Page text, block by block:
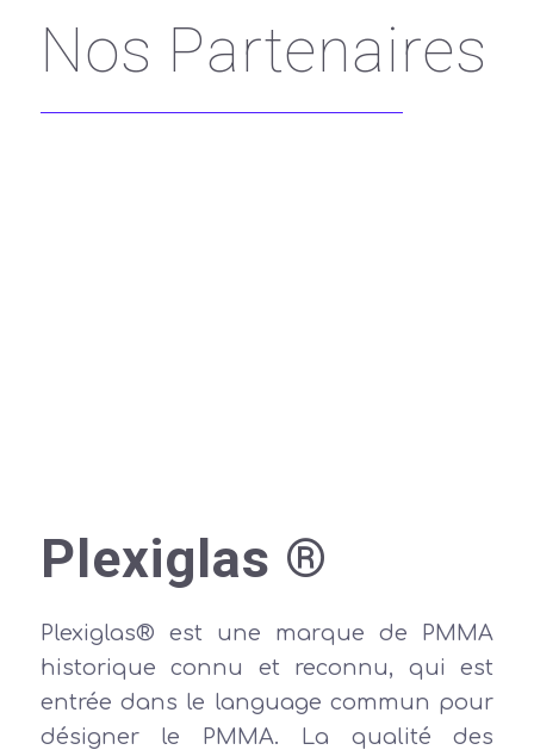
Nos Partenaires
Plexiglas ®
Plexiglas® est une marque de PMMA
historique connu et reconnu, qui est
entrée dans le language commun pour
désigner le PMMA. La qualité des